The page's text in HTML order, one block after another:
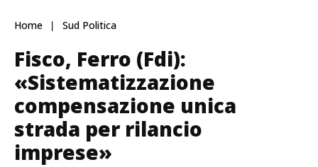
Home Sud Politica
Fisco, Ferro (Fdi):
«Sistematizzazione
compensazione unica
strada per rilancio
imprese»